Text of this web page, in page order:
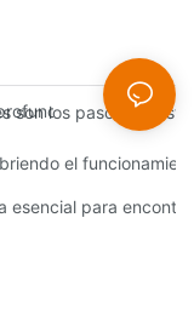
del diseño de
son los pasos de
empresas líderes
el
lodos de la
esencial para